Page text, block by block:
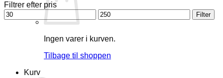
Ingen varer i kurven.
Tilbage til shoppen
Kurv
Filtrer efter pris
Mindste
pris
Højeste
pris
Filter